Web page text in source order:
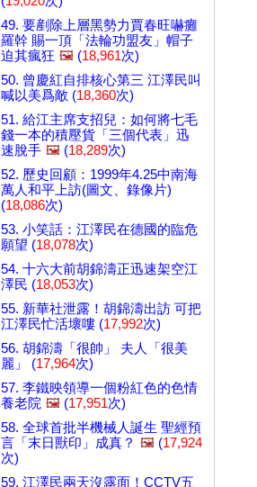
49. 要剷除上層黑勢力賈春旺嚇癱
羅幹 賜一頂「法輪功盟友」帽子
迫其瘋狂 🖼️ (18,961次)
50. 曾慶紅自排核心第三 江澤民叫
喊以美爲敵 (18,360次)
51. 給江主席支招兒：如何將七毛
錢一本的積壓貨「三個代表」迅
速脫手 🖼️ (18,289次)
52. 歷史回顧：1999年4.25中南海
萬人和平上訪(圖文、錄像片)
(18,086次)
53. 小笑話：江澤民在德國的臨危
願望 (18,078次)
54. 十六大前胡錦濤正迅速架空江
澤民 (18,053次)
55. 新華社泄露！胡錦濤出訪 可把
江澤民忙活壞嘍 (17,992次)
56. 胡錦濤「很帥」 夫人「很美
麗」 (17,964次)
57. 李鐵映領導一個粉紅色的色情
養老院 🖼️ (17,951次)
58. 全球首批半機械人誕生 聖經預
言「末日獸印」成真？ 🖼️ (17,924
次)
59. 江澤民兩天沒露面！CCTV五